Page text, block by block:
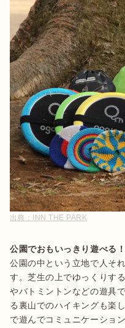
出典： INN THE PARK
公園でおもいっきり遊べる！
公園の中という立地で人そ
す。芝生の上でゆっくりす
やバトミントンなどの遊具
る裏山でのハイキングも楽
で遊んでコミュニケーショ